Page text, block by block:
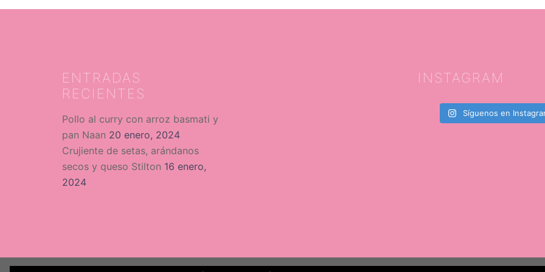
ENTRADAS
RECIENTES
Pollo al curry con arroz basmati y
pan Naan 20 enero, 2024
Crujiente de setas, arándanos
secos y queso Stilton 16 enero,
2024
INSTAGRAM
Síguenos en